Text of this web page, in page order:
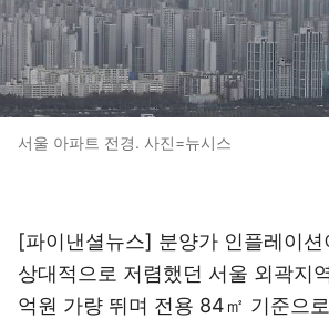
서울 아파트 전경. 사진=뉴시스
[파이낸셜뉴스] 분양가 인플레이션
상대적으로 저렴했던 서울 외곽지
억원 가량 뛰며 전용 84㎡ 기준으